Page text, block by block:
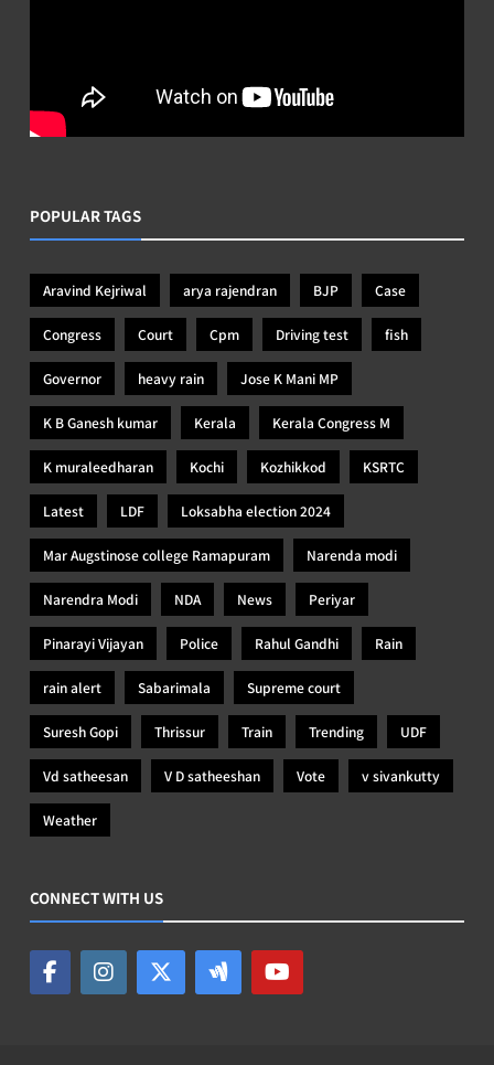
POPULAR TAGS
Aravind Kejriwal arya rajendran BJP Case
Congress Court Cpm Driving test fish
Governor heavy rain Jose K Mani MP
K B Ganesh kumar Kerala Kerala Congress M
K muraleedharan Kochi Kozhikkod KSRTC
Latest LDF Loksabha election 2024
Mar Augstinose college Ramapuram Narenda modi
Narendra Modi NDA News Periyar
Pinarayi Vijayan Police Rahul Gandhi Rain
rain alert Sabarimala Supreme court
Suresh Gopi Thrissur Train Trending UDF
Vd satheesan V D satheeshan Vote v sivankutty
Weather
CONNECT WITH US